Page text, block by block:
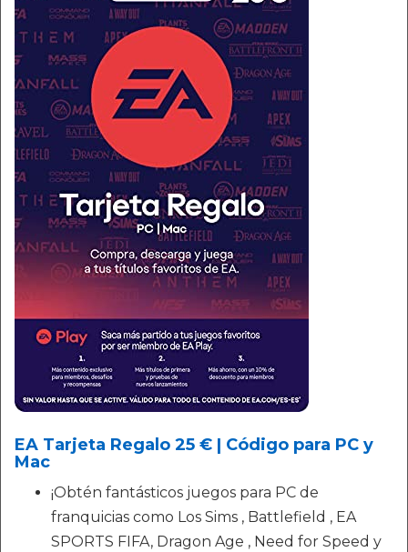
EA Tarjeta Regalo 25 € | Código para PC y
Mac
¡Obtén fantásticos juegos para PC de
franquicias como Los Sims , Battlefield , EA
SPORTS FIFA, Dragon Age , Need for Speed y